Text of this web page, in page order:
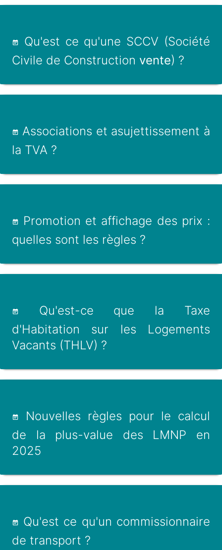
Qu'est ce qu'une SCCV (Société
Civile de Construction vente) ?
Associations et asujettissement à
la TVA ?
Promotion et affichage des prix :
quelles sont les règles ?
Qu'est-ce que la Taxe
d'Habitation sur les Logements
Vacants (THLV) ?
Nouvelles règles pour le calcul
de la plus-value des LMNP en
2025
Qu'est ce qu'un commissionnaire
de transport ?